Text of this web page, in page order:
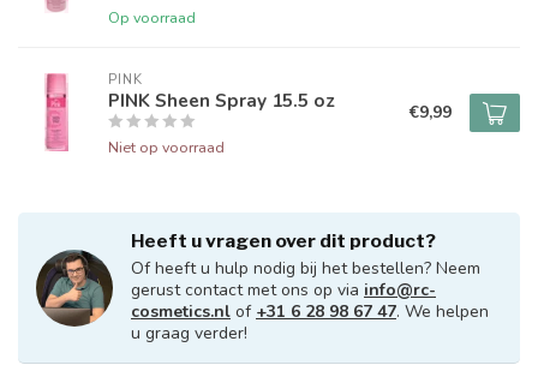
Op voorraad
PINK
PINK Sheen Spray 15.5 oz
Niet op voorraad
€9,99
Heeft u vragen over dit product?
Of heeft u hulp nodig bij het bestellen? Neem
gerust contact met ons op via info@rc-
cosmetics.nl of +31 6 28 98 67 47. We helpen
u graag verder!